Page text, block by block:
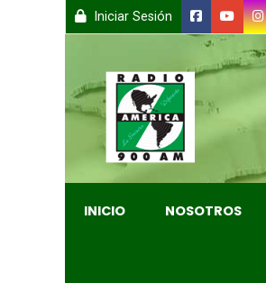
Iniciar Sesión
INICIO NOSOTROS